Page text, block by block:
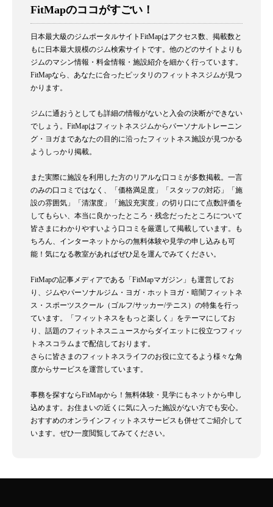
FitMapのココがすごい！
日本最大級のジムポータルサイトFitMapはアクセス数、掲載数と
もに日本最大規模のジム検索サイトです。他のどのサイトよりも
ジムのマシン情報・料金情報・施設紹介を細かく行っています。
FitMapなら、あなたに合ったピッタリのフィットネスジムが見つ
かります。
ジムに通おうとしても詳細の情報がないと入会の決断ができない
でしょう。FitMapはフィットネスジムからパーソナルトレーニン
グ・ヨガまであなたの目的に沿ったフィットネス施設が見つかる
ようしっかり掲載。
また実際に施設を利用した方のリアルな口コミが多数掲載。一言
のみの口コミではなく、「価格満足度」「スタッフの対応」「施
設の雰囲気」「清潔度」「施設充実度」の切り口にて点数評価を
してもらい、本当に良かったところ・残念だったところについて
皆さまにわかりやすいよう口コミを厳選して掲載しています。も
ちろん、インターネットからの無料体験や見学の申し込みも可
能！気になる教室があればぜひ足を運んでみてください。
FitMapの記事メディアである「FitMapマガジン」も運営してお
り、ジムやパーソナルジム・ヨガ・ホットヨガ・暗闇フィットネ
ス・スポーツスクール（ゴルフ/サッカー/テニス）の特集を行っ
ています。「フィットネスをもっと楽しく」をテーマにしてお
り、話題のフィットネスニュースからダイエットに役立つフィッ
トネスコラムまで配信しております。
さらに皆さまのフィットネスライフのお役に立てるよう様々な角
度からサービスを運営しています。
事務を探すならFitMapから！無料体験・見学にもネットから申し
込めます。お住まいの近くに気に入った施設がない方でも安心。
おすすめのオンラインフィットネスサービスも併せてご紹介して
います。ぜひ一度閲覧してみてください。